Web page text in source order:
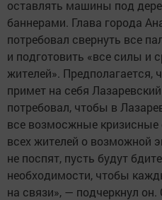
оставлять машины под
баннерами. Глава города
потребовал свернуть все
и подготовить «все силы и
жителей». Предполагается,
примет на себя
потребовал, чтобы в
все возмосжные кризисные
всех жителей о возможной
не поспят, пусть будут
необходимости, чтобы
на связи», — подчеркнул